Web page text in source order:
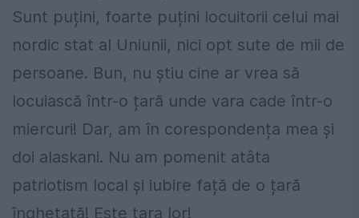
Sunt puțini, foarte puțini locuitorii celui mai
nordic stat al Uniunii, nici opt sute de mii de
persoane. Bun, nu știu cine ar vrea să
locuiască într-o țară unde vara cade într-o
miercuri! Dar, am în corespondența mea și
doi alaskani. Nu am pomenit atâta
patriotism local și iubire față de o țară
înghețată! Este țara lor!